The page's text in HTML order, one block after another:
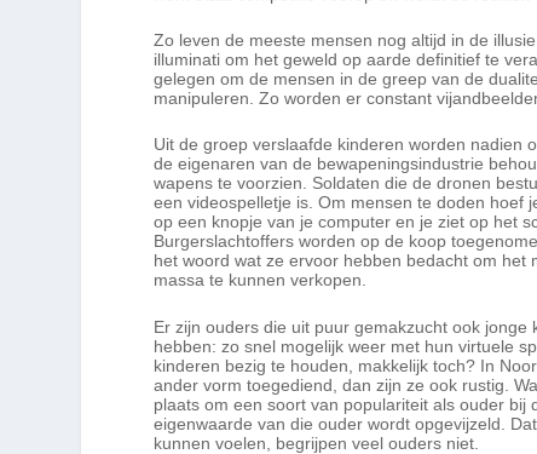
Zo leven de meeste mensen nog altijd in de
illuminati om het geweld op aarde definitief te
gelegen om de mensen in de greep van de
manipuleren. Zo worden er constant
Uit de groep verslaafde kinderen worden nadien
de eigenaren van de bewapeningsindustrie
wapens te voorzien. Soldaten die de dronen
een videospelletje is. Om mensen te doden hoef
op een knopje van je computer en je ziet op het
Burgerslachtoffers worden op de koop
het woord wat ze ervoor hebben bedacht om
massa te kunnen verkopen.
Er zijn ouders die uit puur gemakzucht ook
hebben: zo snel mogelijk weer met hun virtuele
kinderen bezig te houden, makkelijk toch? In
ander vorm toegediend, dan zijn ze ook rustig.
plaats om een soort van populariteit als ouder
eigenwaarde van die ouder wordt opgevijzeld.
kunnen voelen, begrijpen veel ouders niet.